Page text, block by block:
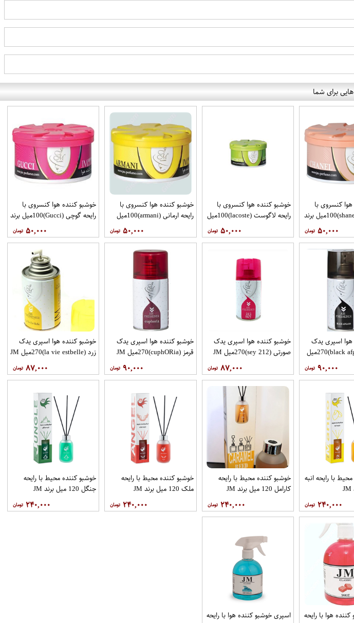
برای شما
کنسروی با
رایحه شنل (shanel)100میل برند
۵۰,۰۰۰
خوشبو کننده هوا کنسروی با
رایحه لاگوست (lacoste)100میل
۵۰,۰۰۰
خوشبو کننده هوا کنسروی با
رایحه ارمانی (armani)100میل
۵۰,۰۰۰
خوشبو کننده هوا کنسروی با
رایحه گوچی (Gucci)100میل برند
۵۰,۰۰۰
اسپری یدک
مشکی (black afgano)270میل
۹۰,۰۰۰
خوشبو کننده هوا اسپری یدک
صورتی (212 sey)270میل JM
۸۷,۰۰۰
خوشبو کننده هوا اسپری یدک
قرمز (cuphO​Ria)270میل JM
۹۰,۰۰۰
خوشبو کننده هوا اسپری یدک
زرد (la vie estbelle)270میل JM
۸۷,۰۰۰
با رایحه انبه
۲۴۰,۰۰۰
خوشبو کننده محیط با رایحه
کارامل 120 میل برند JM
۲۴۰,۰۰۰
خوشبو کننده محیط با رایحه
ملک 120 میل برند JM
۲۴۰,۰۰۰
خوشبو کننده محیط با رایحه
جنگل 120 میل برند JM
۲۴۰,۰۰۰
هوا با رایحه
اسپری خوشبو کننده هوا با رایحه